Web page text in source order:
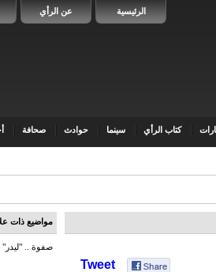
عن الرأي الرئيسية
كتاب الرأي سينما حوادث صحافة
Tweet
مواضيع ذات
صفوة .. "ليدر"